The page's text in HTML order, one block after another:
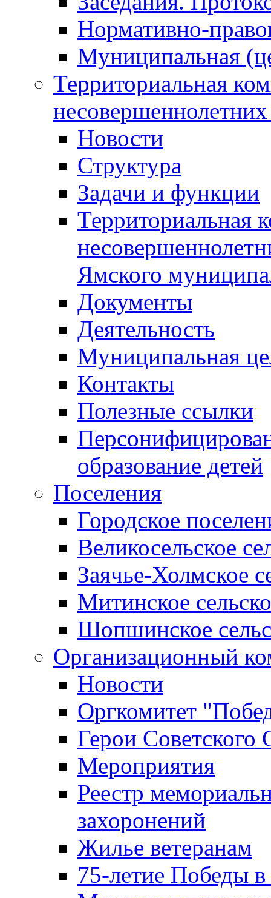
Нормативно-
Муниципальная
Территориальная
Новости
Структура
Задачи и функции
Территориальная
Ямского
Документы
Деятельность
Муниципальная
Контакты
Полезные ссылки
образование детей
Поселения
Городское
Великосельское
Заячье-Холмское
Митинское
Шопшинское
Организационный
Новости
Оргкомитет
Герои Советского
Мероприятия
Реестр
захоронений
Жилье ветеранам
75-летие Победы